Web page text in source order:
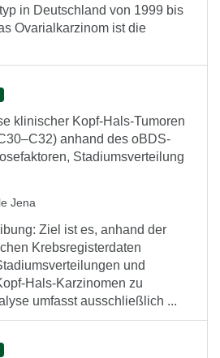
in Deutschland von 1999 bis
Ovarialkarzinom ist die
klinischer Kopf-Hals-Tumoren
anhand des oBDS-
Stadiumsverteilung
Jena
Ziel ist es, anhand der
Krebsregisterdaten
und
Hals-Karzinomen zu
umfasst ausschließlich ...